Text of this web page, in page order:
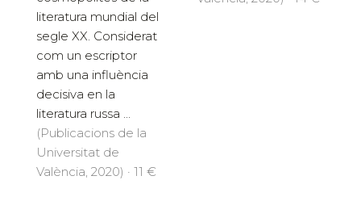
literatura mundial del
segle XX. Considerat
com un escriptor
amb una influència
decisiva en la
literatura russa ...
(Publicacions de la
Universitat de
València, 2020) · 11 €